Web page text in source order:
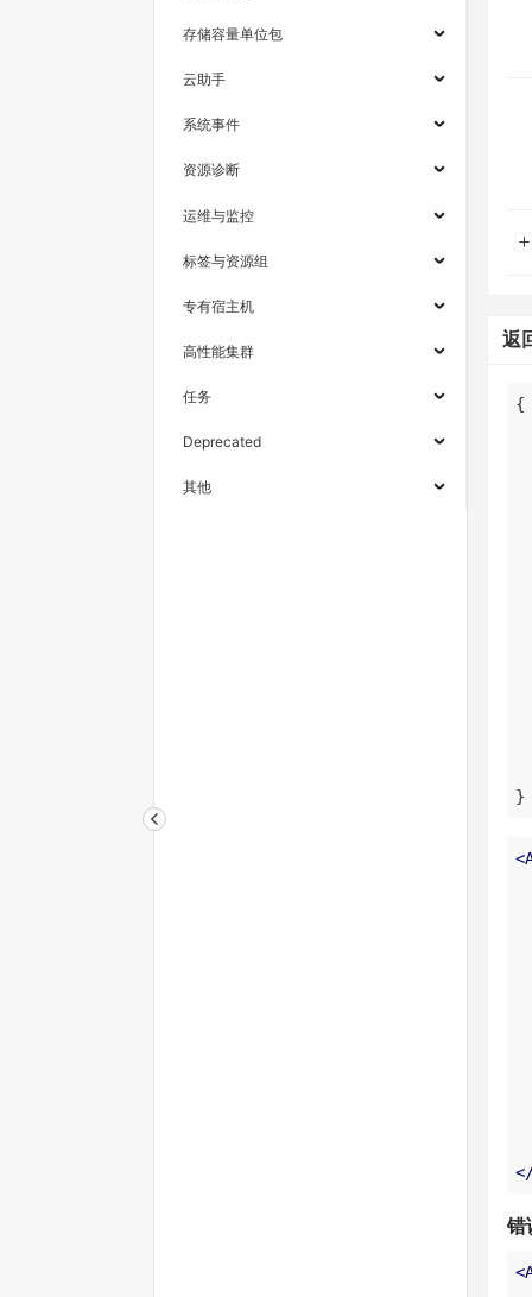
存储容量单位包
云助手
系统事件
资源诊断
运维与监控
标签与资源组
专有宿主机
高性能集群
任务
Deprecated
其他
返
}
<
错
<